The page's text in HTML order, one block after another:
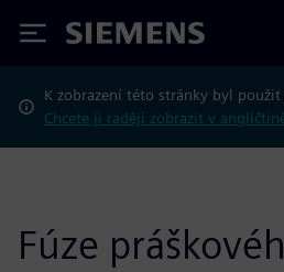
Siemens
K zobrazení této stránky byl
Chcete ji raději zobrazit v
Fúze